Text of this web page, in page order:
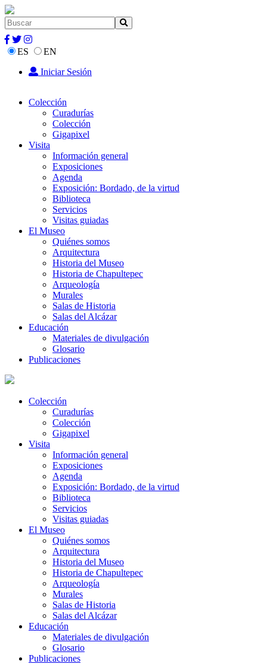
ES
EN
Iniciar Sesión
Colección
Curadurías
Colección
Gigapixel
Visita
Información general
Exposiciones
Agenda
Exposición: Bordado, de la virtud
Biblioteca
Servicios
Visitas guiadas
El Museo
Quiénes somos
Arquitectura
Historia del Museo
Historia de Chapultepec
Arqueología
Murales
Salas de Historia
Salas del Alcázar
Educación
Materiales de divulgación
Glosario
Publicaciones
Colección
Curadurías
Colección
Gigapixel
Visita
Información general
Exposiciones
Agenda
Exposición: Bordado, de la virtud
Biblioteca
Servicios
Visitas guiadas
El Museo
Quiénes somos
Arquitectura
Historia del Museo
Historia de Chapultepec
Arqueología
Murales
Salas de Historia
Salas del Alcázar
Educación
Materiales de divulgación
Glosario
Publicaciones